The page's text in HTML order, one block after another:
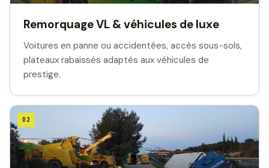
Remorquage VL & véhicules de luxe
Voitures en panne ou accidentées, accès sous-sols,
plateaux rabaissés adaptés aux véhicules de
prestige.
02